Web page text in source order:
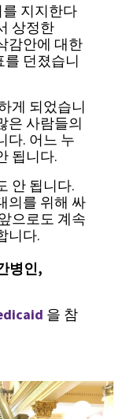
지지한다
상정한
감안에 대한
를 던졌습니
게 되었습니
은 사람들의
다. 어느 누
됩니다.
안 됩니다.
의를 위해 싸
으로도 계속
니다.
병인,
을 참